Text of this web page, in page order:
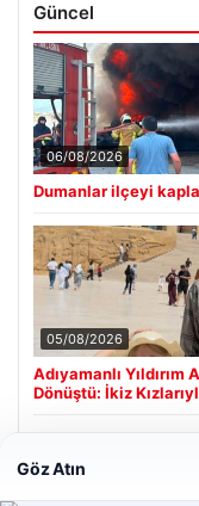
Güncel
06/08/2026
Dumanlar ilçeyi
05/08/2026
Adıyamanlı
Dönüştü: İkiz
Göz Atın